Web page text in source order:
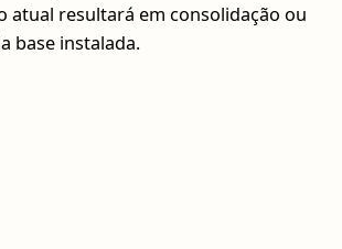
atual resultará em consolidação ou
base instalada.